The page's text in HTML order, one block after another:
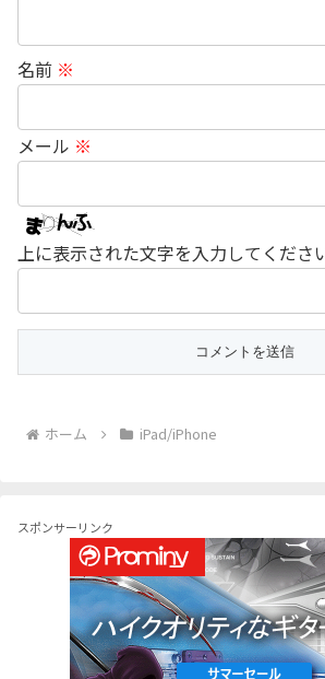
名前 ※
メール ※
上に表示された文字を入力してくださ
ホーム iPad/iPhone
スポンサーリンク